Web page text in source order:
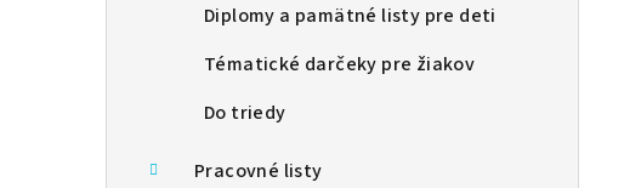
Diplomy a pamätné listy pre deti
Tématické darčeky pre žiakov
Do triedy
Pracovné listy